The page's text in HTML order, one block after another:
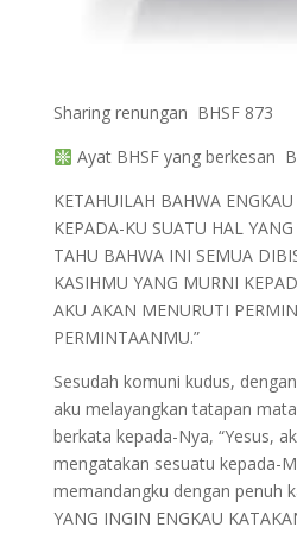
Sharing renungan BHSF 873
Ayat BHSF yang berkesan
KETAHUILAH BAHWA
KEPADA-KU SUATU HAL
TAHU BAHWA INI SEMUA
KASIHMU YANG MURNI
AKU AKAN MENURUTI
PERMINTAANMU.”
Sesudah komuni kudus,
aku melayangkan tatapan
berkata kepada-Nya, “Yesus,
mengatakan sesuatu kepada-
memandangku dengan penuh
YANG INGIN ENGKAU